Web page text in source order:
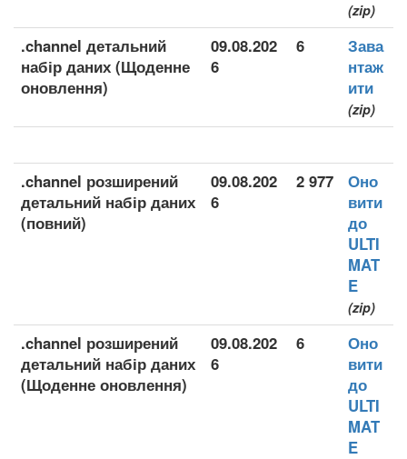
(zip)
.channel детальний
набір даних (Щоденне
оновлення)
09.08.202
6
6
Зава
нтаж
ити
(zip)
.channel розширений
детальний набір даних
(повний)
09.08.202
6
2 977
Оно
вити
до
ULTI
MAT
E
(zip)
.channel розширений
детальний набір даних
(Щоденне оновлення)
09.08.202
6
6
Оно
вити
до
ULTI
MAT
E